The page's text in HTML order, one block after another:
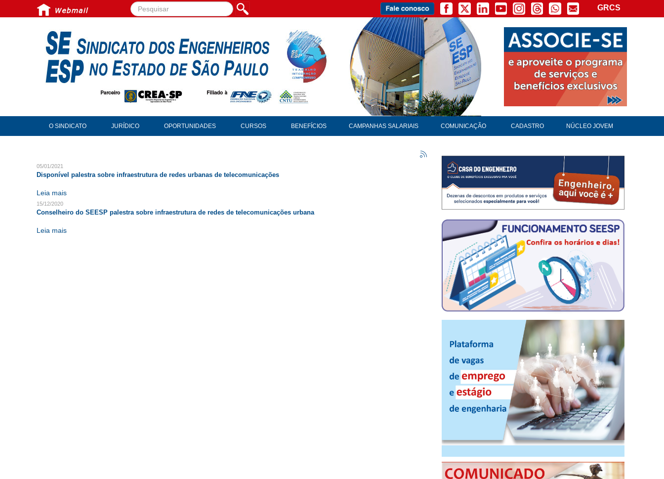
Pesquisar... GRCS
O SINDICATO JURÍDICO OPORTUNIDADES CURSOS BENEFÍCIOS CAMPANHAS SALARIAIS COMUNICAÇÃO CADASTRO NÚCLEO JOVEM
05/01/2021
Disponível palestra sobre infraestrutura de redes urbanas de telecomunicações
Leia mais
15/12/2020
Conselheiro do SEESP palestra sobre infraestrutura de redes de telecomunicações urbana
Leia mais